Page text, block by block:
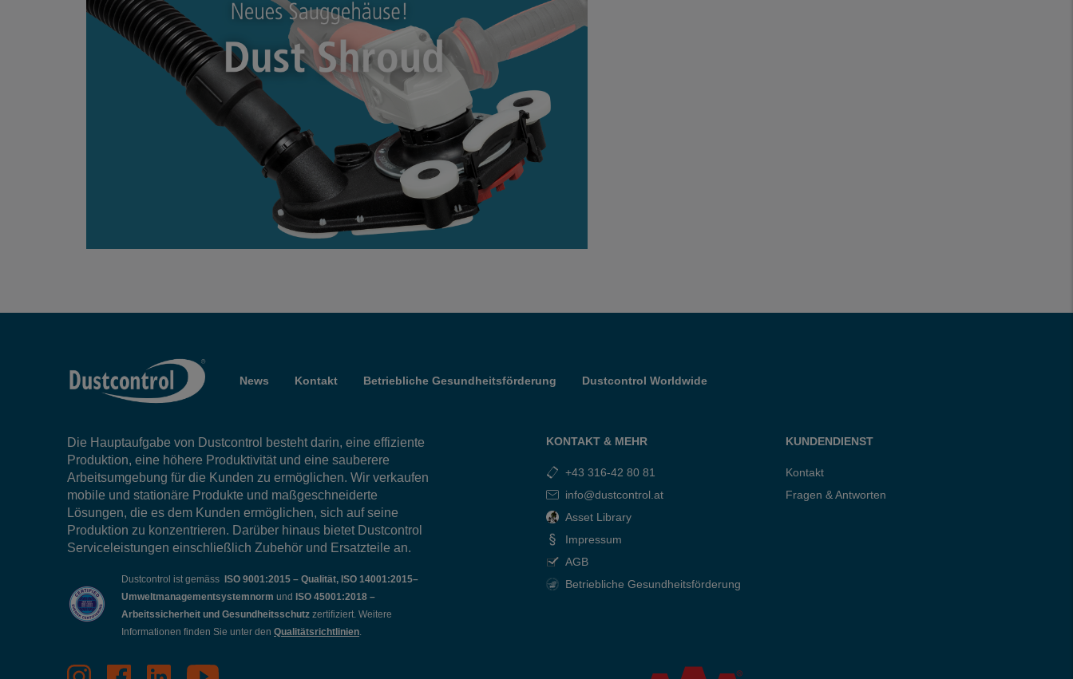
News Kontakt Betriebliche Gesundheitsförderung Dustcontrol Worldwide
Die Hauptaufgabe von Dustcontrol besteht darin, eine effiziente
Produktion, eine höhere Produktivität und eine sauberere
Arbeitsumgebung für die Kunden zu ermöglichen. Wir verkaufen
mobile und stationäre Produkte und maßgeschneiderte
Lösungen, die es dem Kunden ermöglichen, sich auf seine
Produktion zu konzentrieren. Darüber hinaus bietet Dustcontrol
Serviceleistungen einschließlich Zubehör und Ersatzteile an.
Dustcontrol ist gemäss ISO 9001:2015 – Qualität, ISO 14001:2015–
Umweltmanagementsystemnorm und ISO 45001:2018 –
Arbeitssicherheit und Gesundheitsschutz zertifiziert. Weitere
Informationen finden Sie unter den Qualitätsrichtlinien
KONTAKT & MEHR
+43 316-42 80 81
info@dustcontrol.at
Asset Library
Impressum
AGB
Betriebliche Gesundheitsförderung
KUNDENDIENST
Kontakt
Fragen & Antworten